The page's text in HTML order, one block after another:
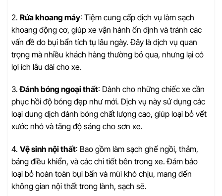
2. Rửa khoang máy: Tiệm cung cấp dịch vụ làm sạch
khoang động cơ, giúp xe vận hành ổn định và tránh các
vấn đề do bụi bẩn tích tụ lâu ngày. Đây là dịch vụ quan
trọng mà nhiều khách hàng thường bỏ qua, nhưng lại có
lợi ích lâu dài cho xe.
3.Đánh bóng ngoại thất: Dành cho những chiếc xe cần
phục hồi độ bóng đẹp như mới. Dịch vụ này sử dụng các
loại dung dịch đánh bóng chất lượng cao, giúp loại bỏ vết
xước nhỏ và tăng độ sáng cho sơn xe.
4. Vệ sinh nội thất: Bao gồm làm sạch ghế ngồi, thảm,
bảng điều khiển, và các chi tiết bên trong xe. Đảm bảo
loại bỏ hoàn toàn bụi bẩn và mùi khó chịu, mang đến
không gian nội thất trong lành, sạch sẽ.